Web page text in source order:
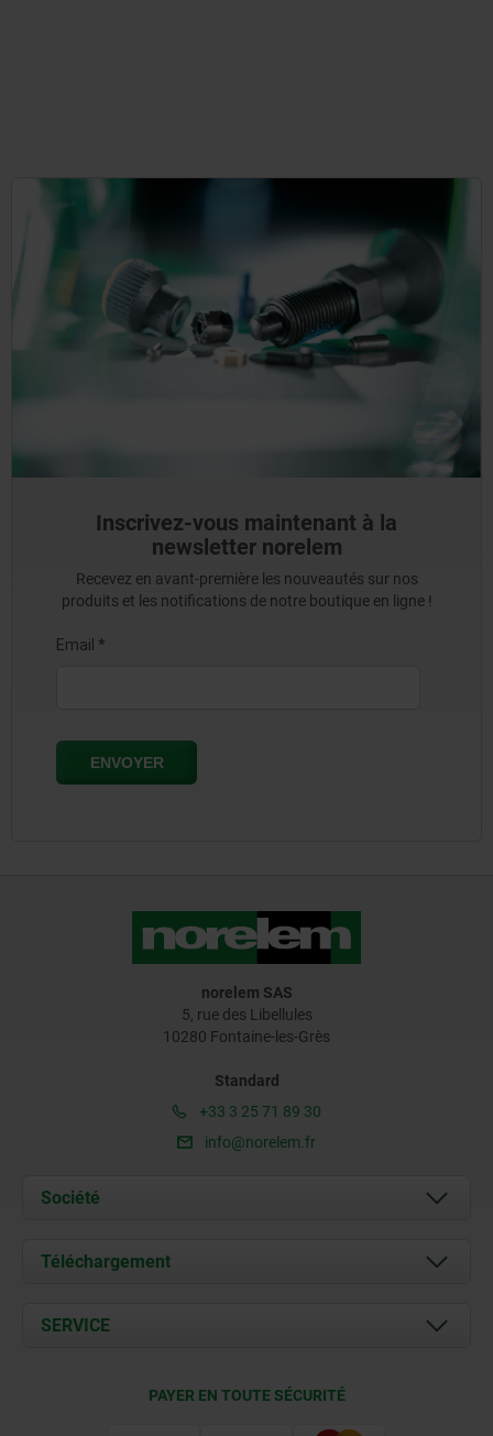
Inscrivez-vous maintenant à la
newsletter norelem
Recevez en avant-première les nouveautés sur nos
produits et les notifications de notre boutique en ligne !
norelem SAS
5, rue des Libellules
10280 Fontaine-les-Grès
Standard
+33 3 25 71 89 30
info@norelem.fr
Société
À propos de nous
Contact
Téléchargement
Documents
SERVICE
PAYER EN TOUTE SÉCURITÉ